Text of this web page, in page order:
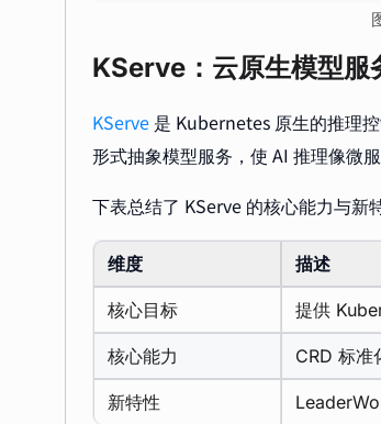
KServe：云原生模型服
KServe 是 Kubernetes 原生的推理
形式抽象模型服务，使 AI 推理像微
下表总结了 KServe 的核心能力与新
维度 描述
核心目标 提供
核心能力 CRD 标准
新特性